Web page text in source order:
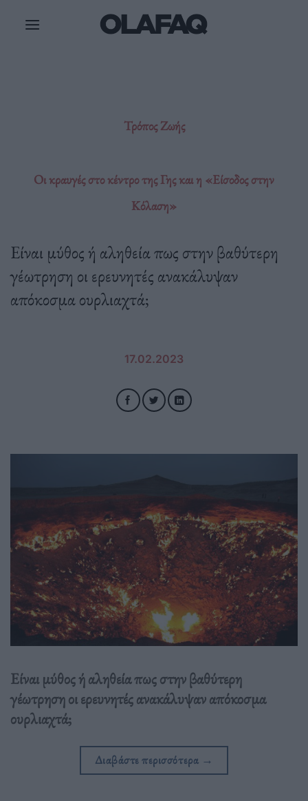
Τρόπος Ζωής
Οι κραυγές στο κέντρο της Γης και η «Είσοδος στην
Κόλαση»
Είναι μύθος ή αληθεία πως στην βαθύτερη
γέωτρηση οι ερευνητές ανακάλυψαν
απόκοσμα ουρλιαχτά;
17.02.2023
Είναι μύθος ή αληθεία πως στην βαθύτερη
γέωτρηση οι ερευνητές ανακάλυψαν απόκοσμα
ουρλιαχτά;
Διαβάστε περισσότερα →